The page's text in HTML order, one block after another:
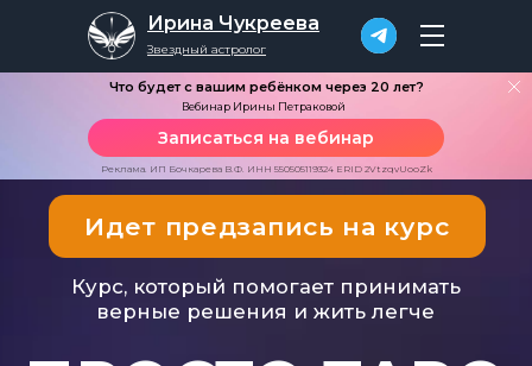
Звездный астролог
Ирина Чукреева
Вебинар Ирины Петраковой
Что будет с вашим ребёнком через 20 лет?
Записаться на вебинар
Реклама. ИП Бочкарева В.Ф. ИНН 550505119324 ERID 2VtzqvUooZk
с Ириной Петраковой и Ириной
Курс, который помогает принимать
верные решения и жить легче
ПРОСТО ТАРО
Идет предзапись на курс